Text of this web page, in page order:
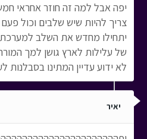
יפה אבל למה זה חוזר אחראי
צריך להיות שיש שלבים וכול
יתחילו מחדש את השלב
של עלילות לארץ גושן למך
לא ידוע עדיין המתינו בסבלנות
יאיר